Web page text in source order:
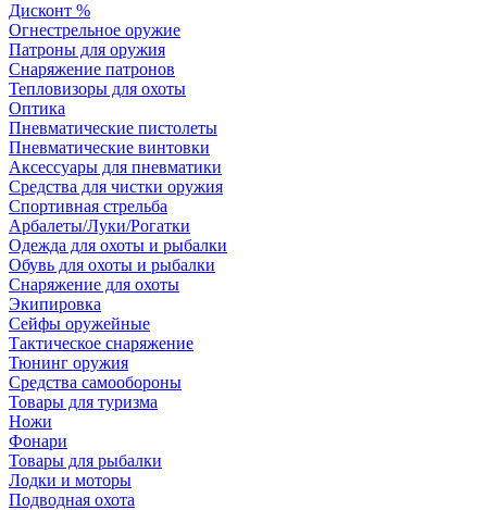
Дисконт %
Огнестрельное оружие
Патроны для оружия
Снаряжение патронов
Тепловизоры для охоты
Оптика
Пневматические пистолеты
Пневматические винтовки
Аксессуары для пневматики
Средства для чистки оружия
Спортивная стрельба
Арбалеты/Луки/Рогатки
Одежда для охоты и рыбалки
Обувь для охоты и рыбалки
Снаряжение для охоты
Экипировка
Сейфы оружейные
Тактическое снаряжение
Тюнинг оружия
Средства самообороны
Товары для туризма
Ножи
Фонари
Товары для рыбалки
Лодки и моторы
Подводная охота